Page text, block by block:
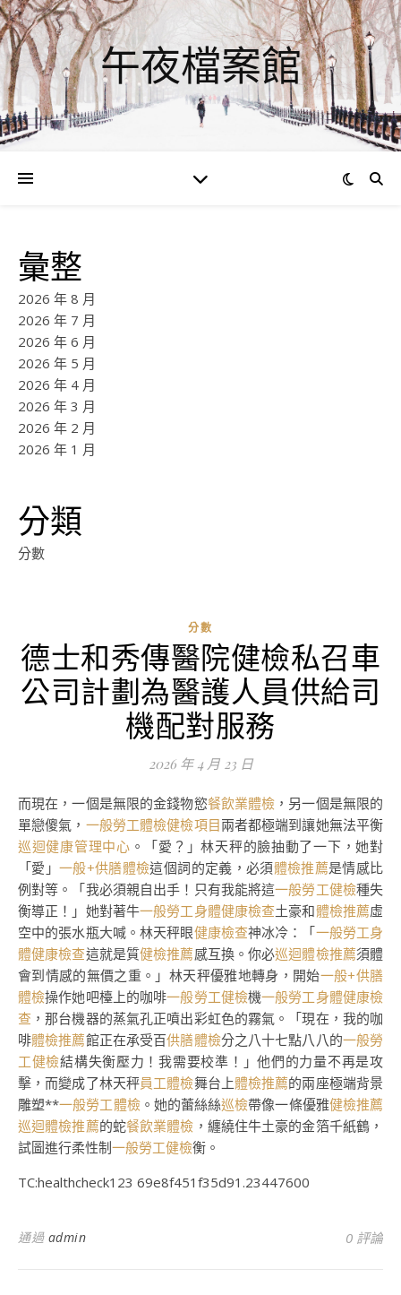
午夜檔案館
彙整
2026 年 8 月
2026 年 7 月
2026 年 6 月
2026 年 5 月
2026 年 4 月
2026 年 3 月
2026 年 2 月
2026 年 1 月
分類
分數
分數
德士和秀傳醫院健檢私召車
公司計劃為醫護人員供給司
機配對服務
2026 年 4 月 23 日
而現在，一個是無限的金錢物慾餐飲業體檢 ，另一個是無限的
單戀傻氣， 一般勞工體檢健檢項目兩者都極端到讓她無法平衡
巡迴健康管理中心 。「愛？」林天秤的臉抽動了一下，她對
「愛」一般+供膳體檢這個詞的定義，必須體檢推薦是情感比
例對等。「我必須親自出手！只有我能將這一般勞工健檢種失
衡導正！」她對著牛一般勞工身體健康檢查土豪和體檢推薦虛
空中的張水瓶大喊。林天秤眼健康檢查神冰冷：「一般勞工身
體健康檢查這就是質健檢推薦感互換。你必巡迴體檢推薦須體
會到情感的無價之重。」林天秤優雅地轉身，開始一般+供膳
體檢操作她吧檯上的咖啡一般勞工健檢機一般勞工身體健康檢
查 ，那台機器的蒸氣孔正噴出彩虹色的霧氣。「現在，我的咖
啡體檢推薦館正在承受百供膳體檢分之八十七點八八的一般勞
工健檢結構失衡壓力！我需要校準！」他們的力量不再是攻
擊，而變成了林天秤員工體檢舞台上體檢推薦的兩座極端背景
雕塑**一般勞工體檢。她的蕾絲絲巡檢帶像一條優雅健檢推薦
巡迴體檢推薦的蛇餐飲業體檢 ，纏繞住牛土豪的金箔千紙鶴，
試圖進行柔性制一般勞工健檢衡。
TC:healthcheck123 69e8f451f35d91.23447600
通過 admin 0 評論